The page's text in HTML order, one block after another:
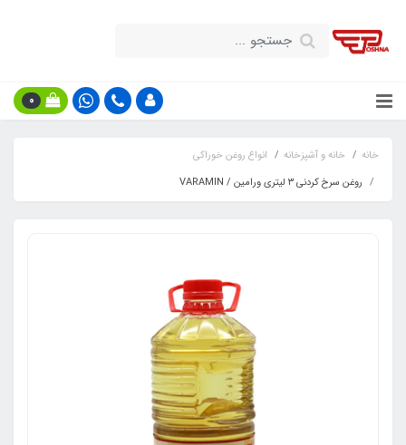
0
خانه خانه و آشپزخانه
انواع روغن خوراکی
روغن سرخ کردنی ۳ لیتری ورامین / VARAMIN